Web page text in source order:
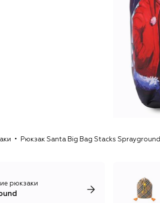
Рюкзак Santa Big Bag Stacks Sprayground
рюкзаки